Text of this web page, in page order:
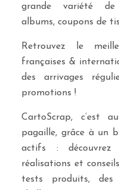
grande variété de
albums, coupons de
Retrouvez le
françaises &
des arrivages
promotions !
CartoScrap, c’est
pagaille, grâce à un
actifs : découvrez
réalisations et
tests produits,